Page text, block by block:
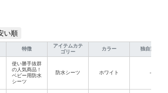
い順
特徴
アイテムカテ
ゴリー
カラー 独自素材
使い勝手抜群
の人気商品！
ベビー用防水
シーツ
防水シーツ ホワイト -